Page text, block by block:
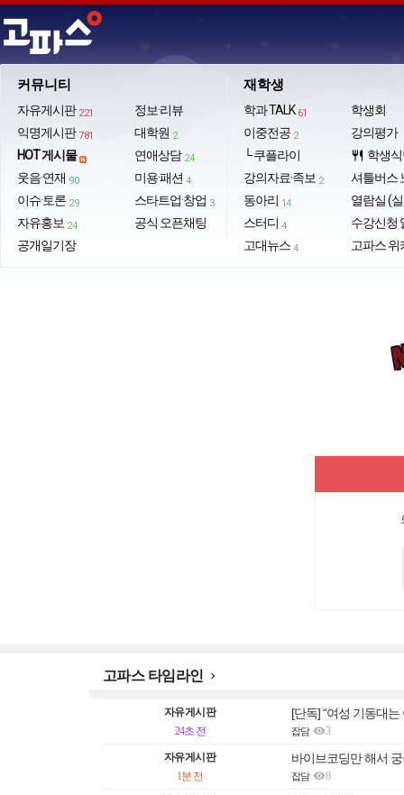
커뮤니티
자유게시판 221
익명게시판 781
HOT 게시물
웃음·연재 90
이슈·토론 29
자유홍보 24
공개일기장
정보·리뷰
대학원 2
연애상담 24
미용·패션 4
스타트업·창업 3
공식 오픈채팅
재학생
학과 TALK 61
이중전공 2
└ 쿠플라이
강의자료·족보 2
동아리 14
스터디 4
고대뉴스 4
학생회
강의평가
restaurant 학생
셔틀버스
열람실 (
수강신청
고파스 위
고파스 타임라인 
자유게시판 [단독] “여성 기동대
24초 전 잡담 3
자유게시판 바이브코딩만 해서
1분 전 잡담 8